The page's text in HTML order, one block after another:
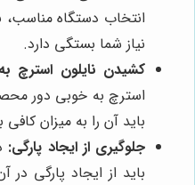
انتخاب دستگاه
نیاز شما بستگی دارد.
کشیدن نایلون استرچ
استرچ به خوبی دور
باید آن را به میزان
جلوگیری از ایجاد پارگی:
باید از ایجاد پارگی در